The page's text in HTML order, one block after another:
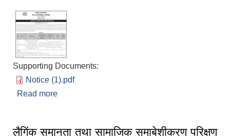
Supporting Documents:
Notice (1).pdf
Read more
लैगिंक समानता तथा सामाजिक समाबेशीकरण परिक्षण